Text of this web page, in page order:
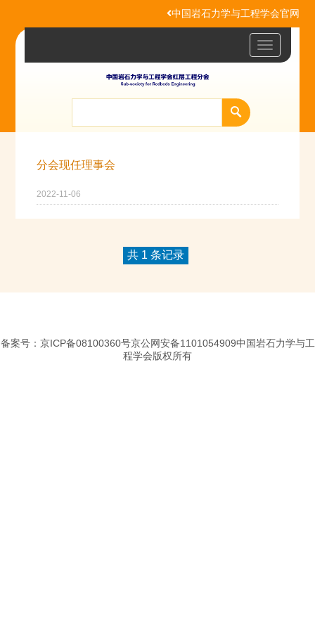
中国岩石力学与工程学会官网
Toggle
分会现任理事会
2022-11-06
共 1 条记录
备案号：京ICP备08100360号京公网安备1101054909中国岩石力学与工
程学会版权所有